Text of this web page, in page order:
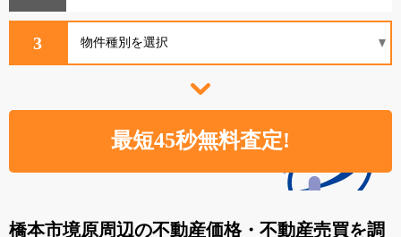
3
橋本市境原周辺の不動産価格・不動産売買を調